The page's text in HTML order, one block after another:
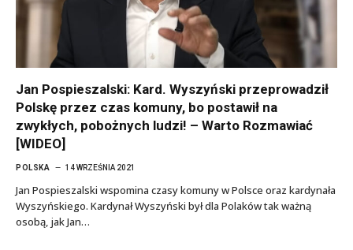
Jan Pospieszalski: Kard. Wyszyński przeprowadził
Polskę przez czas komuny, bo postawił na
zwykłych, pobożnych ludzi! – Warto Rozmawiać
[WIDEO]
POLSKA 14 WRZEŚNIA 2021
Jan Pospieszalski wspomina czasy komuny w Polsce oraz kardynała
Wyszyńskiego. Kardynał Wyszyński był dla Polaków tak ważną
osobą, jak Jan…